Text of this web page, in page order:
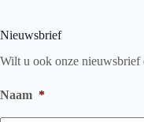
Nieuwsbrief
Wilt u ook onze nieuwsbrief
Naam *